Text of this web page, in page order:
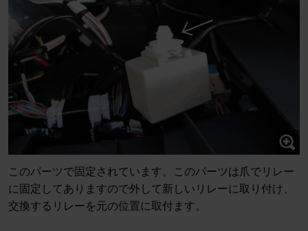
このパーツで固定されています。このパーツは爪でリレー
に固定してありますので外して新しいリレーに取り付け、
交換するリレーを元の位置に取付ます。